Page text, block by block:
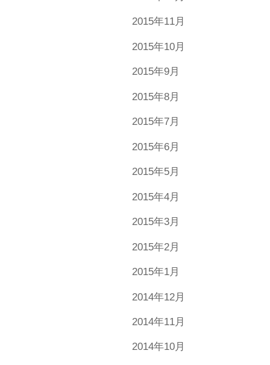
2015年11月
2015年10月
2015年9月
2015年8月
2015年7月
2015年6月
2015年5月
2015年4月
2015年3月
2015年2月
2015年1月
2014年12月
2014年11月
2014年10月